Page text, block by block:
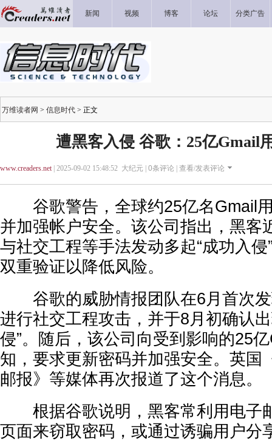
新闻 视频 博客 论坛 分类广告
万维读者网 > 信息时代 > 正文
遭黑客入侵 谷歌：25亿Gmail
www.creaders.net| 2025-09-02 15:48:52 大纪元 | 0条评论 | 查看/发表评论
谷歌警告，全球约25亿名Gmail
并加强帐户安全。该公司指出，黑客
与社交工程等手法发动多起“成功入
双重验证以降低风险。
谷歌的威胁情报团队在6月首次发
进行社交工程攻击，并于8月初确认
侵”。随后，该公司向受到影响的25
知，要求更新密码并加强安全。英国
邮报》等媒体再次报道了这个消息。
根据谷歌说明，黑客常利用电子
页面来窃取密码，或通过诱骗用户分